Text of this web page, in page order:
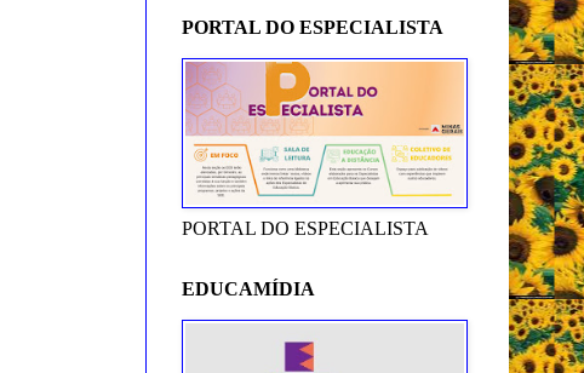
PORTAL DO ESPECIALISTA
PORTAL DO ESPECIALISTA
EDUCAMÍDIA